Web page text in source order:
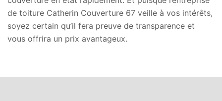
de toiture Catherin Couverture 67 veille à vos intérêts,
soyez certain qu’il fera preuve de transparence et
vous offrira un prix avantageux.